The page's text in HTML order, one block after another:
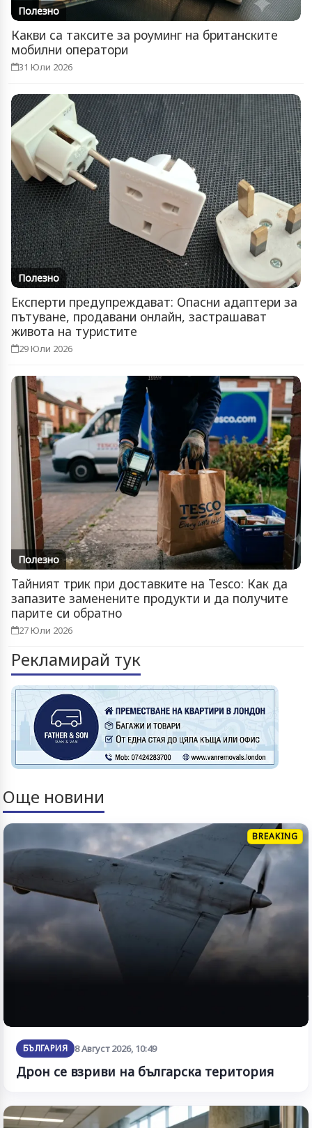
Полезно
Какви са таксите за роуминг на британските
мобилни оператори
31 Юли 2026
Полезно
Експерти предупреждават: Опасни адаптери за
пътуване, продавани онлайн, застрашават
живота на туристите
29 Юли 2026
Полезно
Тайният трик при доставките на Tesco: Как да
запазите заменените продукти и да получите
парите си обратно
27 Юли 2026
Рекламирай тук
Още новини
BREAKING
БЪЛГАРИЯ 8 Август 2026, 10:49
Дрон се взриви на българска територия